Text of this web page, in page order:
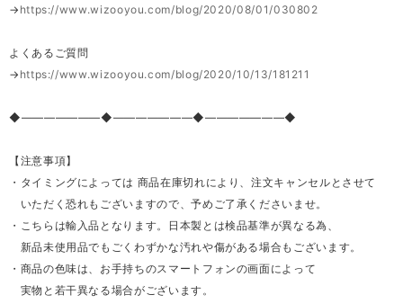
→ https://www.wizooyou.com/blog/2020/08/01/030802
よくあるご質問
→ https://www.wizooyou.com/blog/2020/10/13/181211
◆―――――――◆―――――――◆―――――――◆
【注意事項】
・タイミングによっては 商品在庫切れにより、注文キャンセルとさせて
いただく恐れもございますので、予めご了承くださいませ。
・こちらは輸入品となります。日本製とは検品基準が異なる為、
新品未使用品でもごくわずかな汚れや傷がある場合もございます。
・商品の色味は、お手持ちのスマートフォンの画面によって
実物と若干異なる場合がございます。